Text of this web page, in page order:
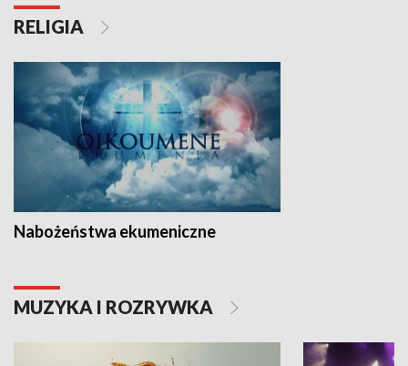
RELIGIA
Nabożeństwa ekumeniczne
MUZYKA I ROZRYWKA